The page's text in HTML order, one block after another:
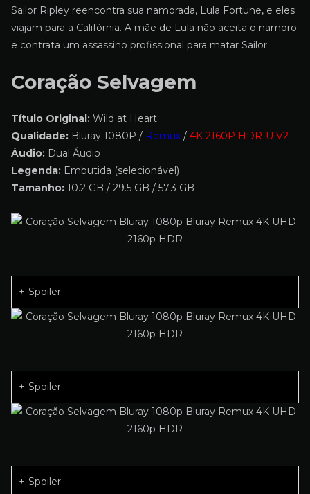
Sailor Ripley reencontra sua namorada, Lula Fortune, e eles
viajam para a Califórnia. A mãe de Lula não aceita o namoro
e contrata um assassino profissional para matar Sailor.
Coração Selvagem
Título Original: Wild at Heart
Qualidade: Bluray 1080P / Remux / 4K 2160P HDR-U V2
Áudio: Dual Áudio
Legenda: Embutida (selecionável)
Tamanho: 10.2 GB / 29.5 GB / 57.3 GB
Spoiler
Spoiler
Spoiler